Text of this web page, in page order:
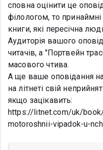
сповна оцінити це
філологом, то
книги, які пересічна
Аудиторія вашого
читачів, а "Портвейн
масового чтива.
А ще ваше оповідання
на літнеті свій
якщо зацікавить:
https://litnet.com/uk/
motoroshnii-vipadok-u-